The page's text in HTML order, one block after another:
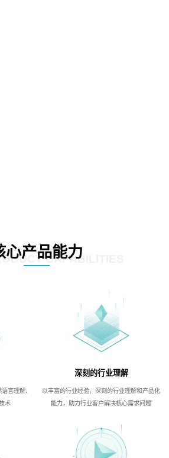
心产品能力CAPABILITIES
言理解、
术
深刻的行业理解
以丰富的行业经验，深刻的行业理解和产品化
能力，助力行业客户解决核心需求问题